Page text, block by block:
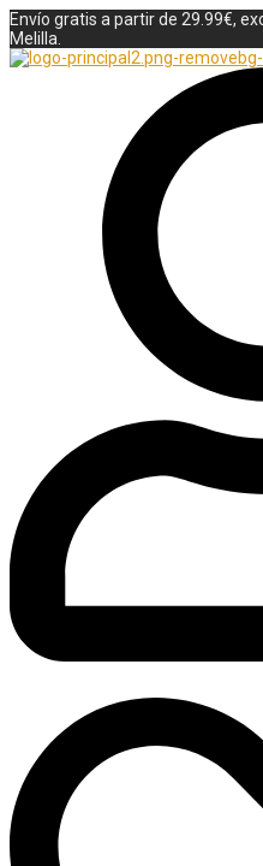
Envío gratis a partir de 29.99€,
Melilla.